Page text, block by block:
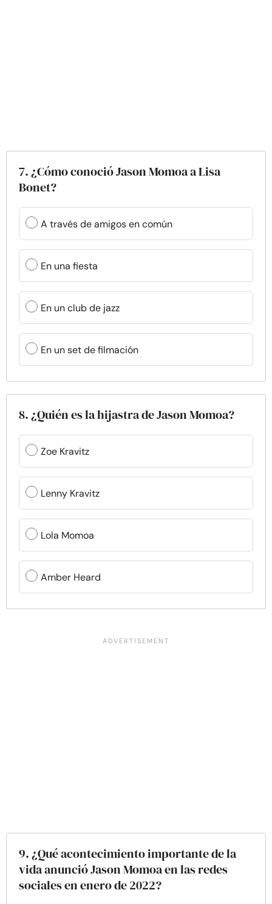
7. ¿Cómo conoció Jason Momoa a Lisa
Bonet?
A través de amigos en común
En una fiesta
En un club de jazz
En un set de filmación
8. ¿Quién es la hijastra de Jason Momoa?
Zoe Kravitz
Lenny Kravitz
Lola Momoa
Amber Heard
9. ¿Qué acontecimiento importante de la
vida anunció Jason Momoa en las redes
sociales en enero de 2022?